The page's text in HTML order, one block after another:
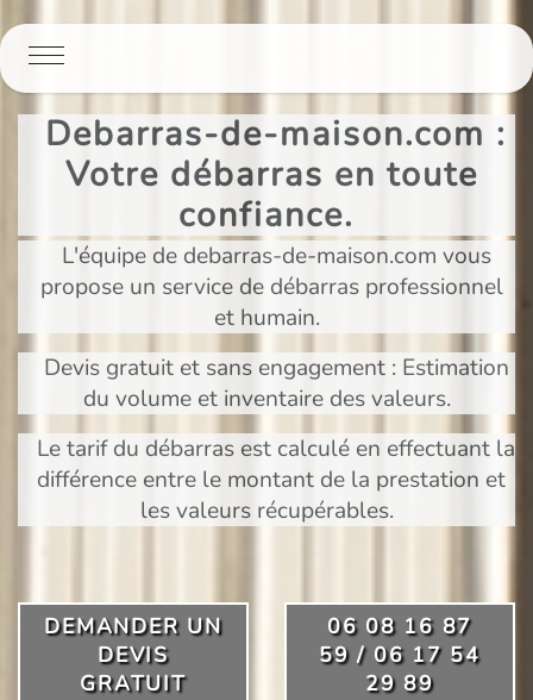
Debarras-de-maison.com :
Votre débarras en toute
confiance.
L'équipe de debarras-de-maison.com vous
propose un service de débarras professionnel
et humain.
Devis gratuit et sans engagement : Estimation
du volume et inventaire des valeurs.
Le tarif du débarras est calculé en effectuant la
différence entre le montant de la prestation et
les valeurs récupérables.
DEMANDER UN
DEVIS
GRATUIT
06 08 16 87
59 / 06 17 54
29 89